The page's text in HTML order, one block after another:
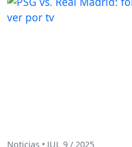
Noticias • JUL 9 / 2025